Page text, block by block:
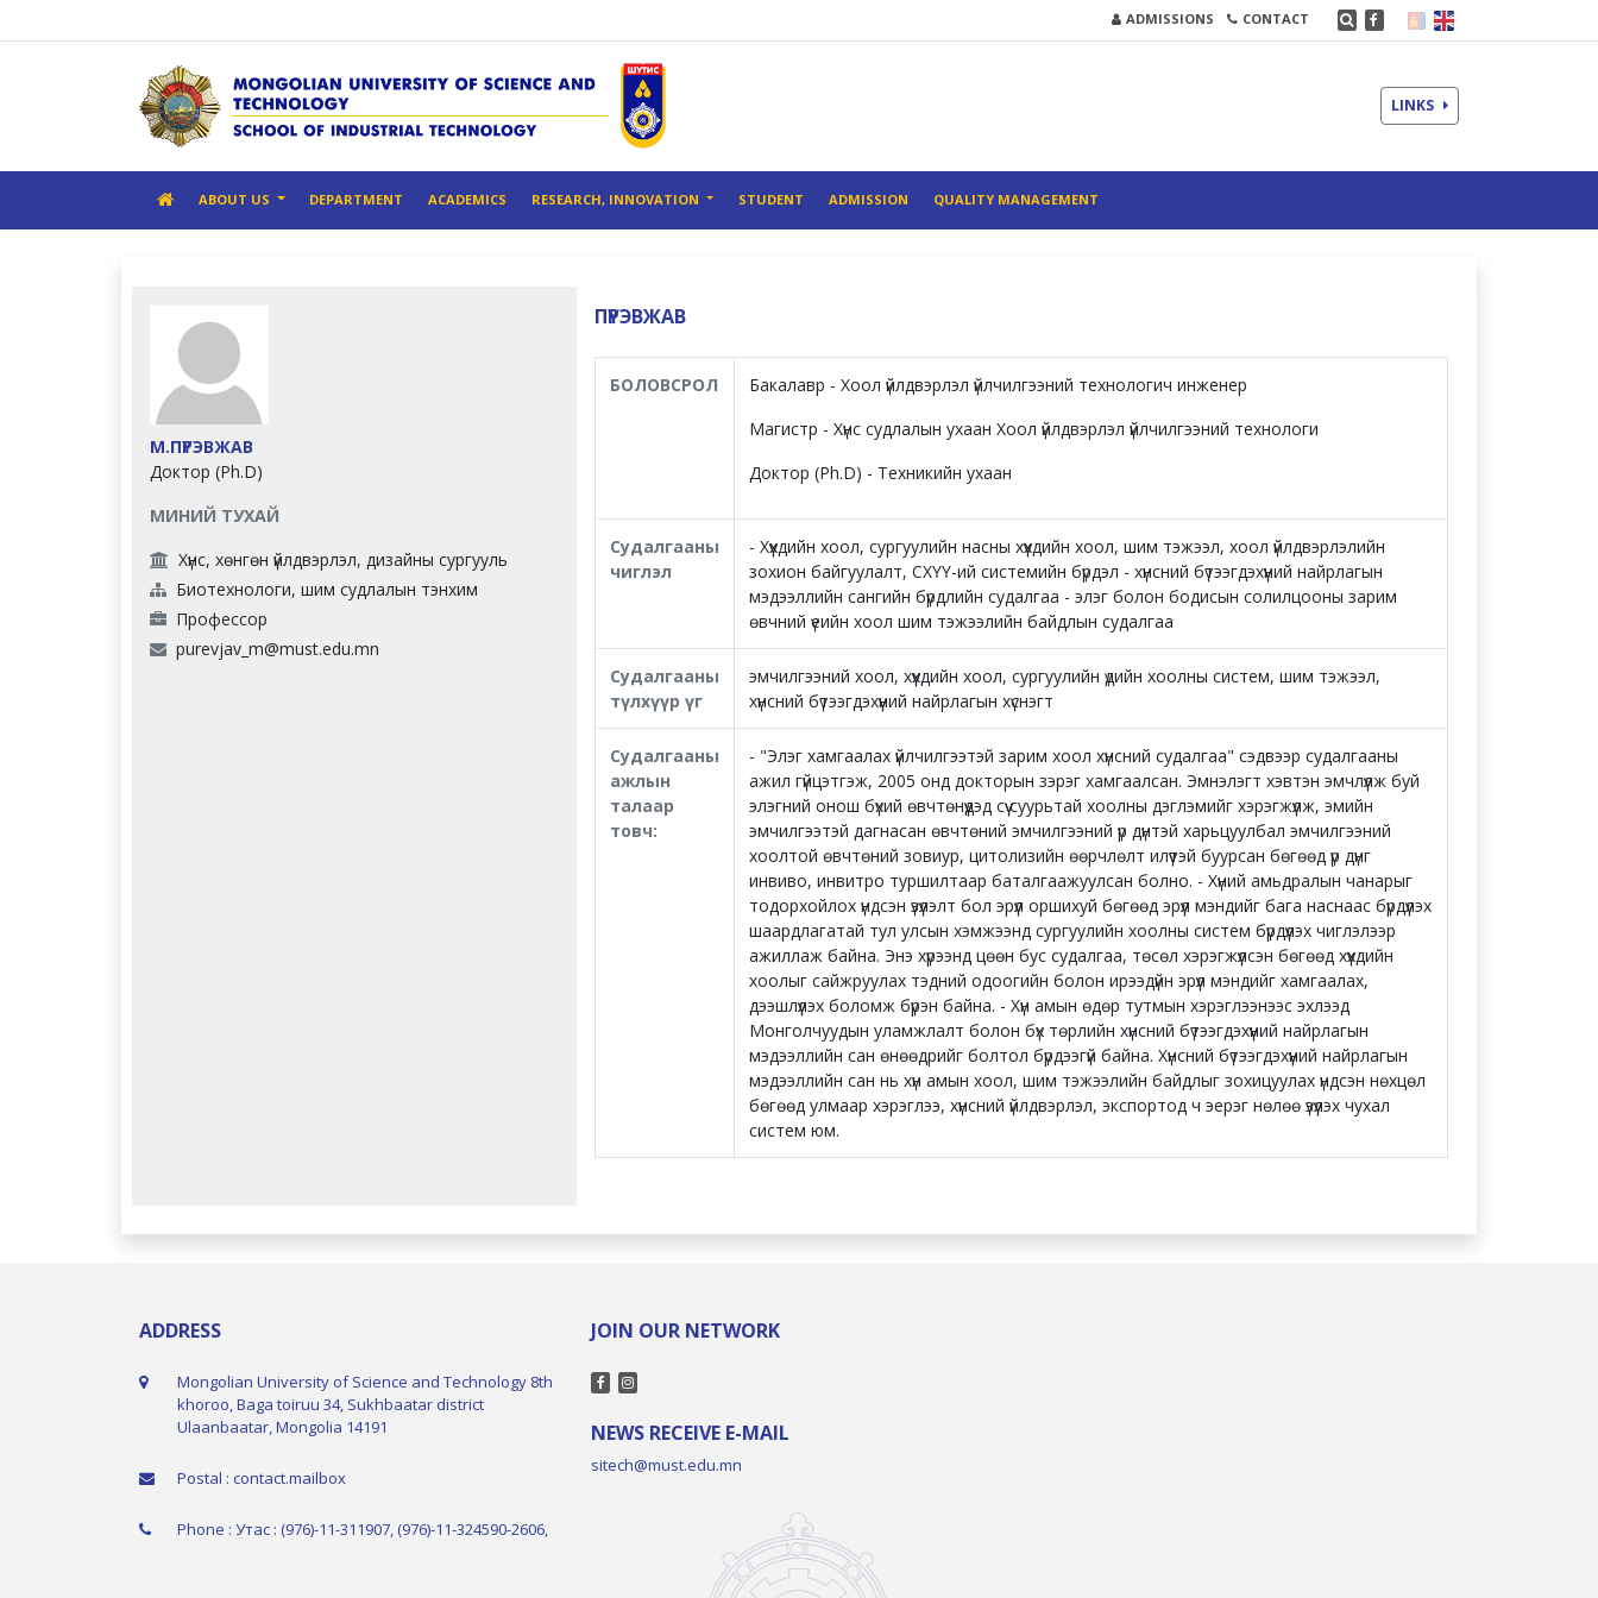
ADMISSIONS CONTACT
LINKS
ABOUT US DEPARTMENT ACADEMICS RESEARCH, INNOVATION STUDENT ADMISSION QUALITY MANAGEMENT
М.ПҮРЭВЖАВ
Доктор (Ph.D)
МИНИЙ ТУХАЙ
Хүнс, хөнгөн үйлдвэрлэл, дизайны сургууль
Биотехнологи, шим судлалын тэнхим
Профессор
purevjav_m@must.edu.mn
ПҮРЭВЖАВ
БОЛОВСРОЛ
Бакалавр - Хоол үйлдвэрлэл үйлчилгээний технологич инженер
Магистр - Хүнс судлалын ухаан Хоол үйлдвэрлэл үйлчилгээний технологи
Доктор (Ph.D) - Техникийн ухаан
Судалгааны
чиглэл
- Хүүхдийн хоол, сургуулийн насны хүүхдийн хоол, шим тэжээл, хоол үйлдвэрлэлийн
зохион байгуулалт, СХҮҮ-ий системийн бүрдэл - хүнсний бүтээгдэхүүний найрлагын
мэдээллийн сангийн бүрдлийн судалгаа - элэг болон бодисын солилцооны зарим
өвчний үеийн хоол шим тэжээлийн байдлын судалгаа
Судалгааны
түлхүүр үг
эмчилгээний хоол, хүүхдийн хоол, сургуулийн үдийн хоолны систем, шим тэжээл,
хүнсний бүтээгдэхүүний найрлагын хүснэгт
Судалгааны
ажлын
талаар
товч:
- "Элэг хамгаалах үйлчилгээтэй зарим хоол хүнсний судалгаа" сэдвээр судалгааны
ажил гүйцэтгэж, 2005 онд докторын зэрэг хамгаалсан. Эмнэлэгт хэвтэн эмчлүүлж буй
элэгний онош бүхий өвчтөнүүдэд сүү суурьтай хоолны дэглэмийг хэрэгжүүлж, эмийн
эмчилгээтэй дагнасан өвчтөний эмчилгээний үр дүнтэй харьцуулбал эмчилгээний
хоолтой өвчтөний зовиур, цитолизийн өөрчлөлт илүүтэй буурсан бөгөөд үр дүнг
инвиво, инвитро туршилтаар баталгаажуулсан болно. - Хүний амьдралын чанарыг
тодорхойлох үндсэн үзүүлэлт бол эрүүл оршихуй бөгөөд эрүүл мэндийг бага наснаас бүрдүүлэх
шаардлагатай тул улсын хэмжээнд сургуулийн хоолны систем бүрдүүлэх чиглэлээр
ажиллаж байна. Энэ хүрээнд цөөн бус судалгаа, төсөл хэрэгжүүлсэн бөгөөд хүүхдийн
хоолыг сайжруулах тэдний одоогийн болон ирээдүйн эрүүл мэндийг хамгаалах,
дээшлүүлэх боломж бүрэн байна. - Хүн амын өдөр тутмын хэрэглээнээс эхлээд
Монголчуудын уламжлалт болон бүх төрлийн хүнсний бүтээгдэхүүний найрлагын
мэдээллийн сан өнөөдрийг болтол бүрдээгүй байна. Хүнсний бүтээгдэхүүний найрлагын
мэдээллийн сан нь хүн амын хоол, шим тэжээлийн байдлыг зохицуулах үндсэн нөхцөл
бөгөөд улмаар хэрэглээ, хүнсний үйлдвэрлэл, экспортод ч эерэг нөлөө үзүүлэх чухал
систем юм.
ADDRESS
Mongolian University of Science and Technology 8th
khoroo, Baga toiruu 34, Sukhbaatar district
Ulaanbaatar, Mongolia 14191
Postal : contact.mailbox
Phone : Утас : (976)-11-311907, (976)-11-324590-2606,
JOIN OUR NETWORK
NEWS RECEIVE E-MAIL
sitech@must.edu.mn